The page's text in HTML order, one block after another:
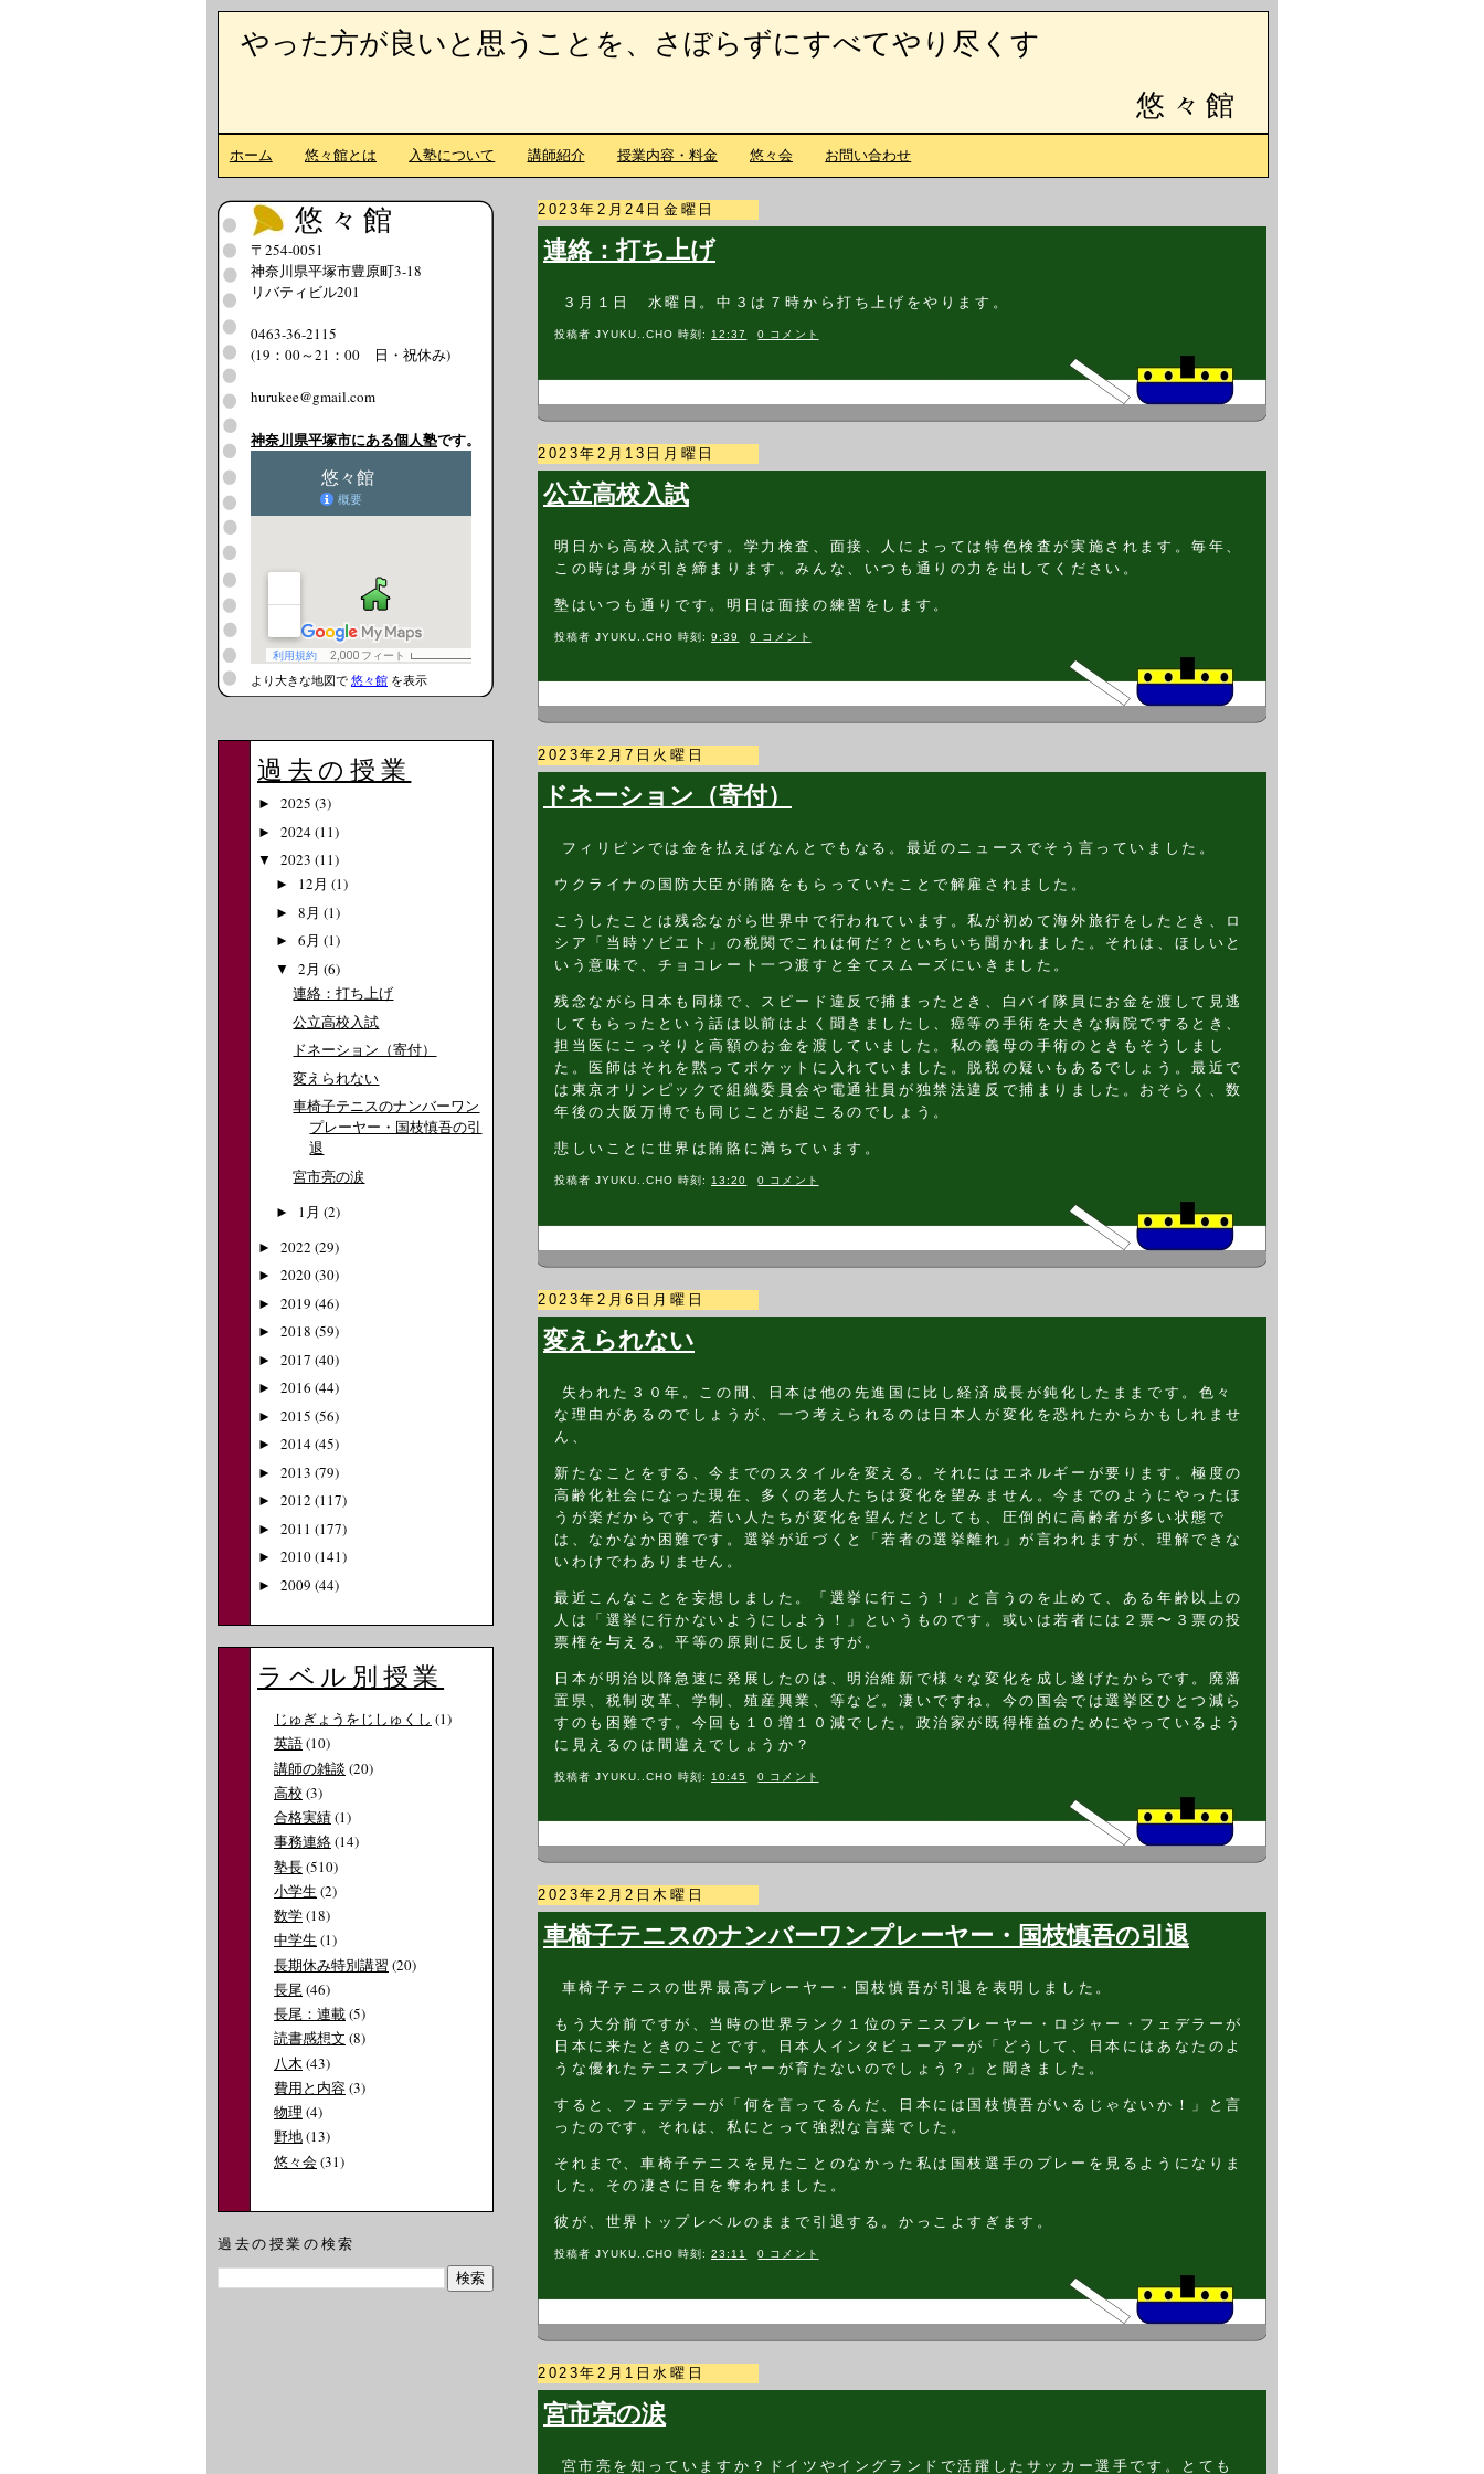
やった方が良いと思うことを、さぼらずにすべてやり尽くす
悠々館
ホーム 悠々館とは 入塾について 講師紹介 授業内容・料金 悠々会 お問い合わせ
2023年2月24日金曜日
連絡：打ち上げ
３月１日 水曜日。中３は７時から打ち上げをやります。
投稿者JYUKU..CHO 時刻: 12:37 0 コメント
2023年2月13日月曜日
公立高校入試
明日から高校入試です。学力検査、面接、人によっては特色検査が実施されます。毎年、
この時は身が引き締まります。みんな、いつも通りの力を出してください。
塾はいつも通りです。明日は面接の練習をします。
投稿者JYUKU..CHO 時刻:9:39 0 コメント
2023年2月7日火曜日
ドネーション（寄付）
フィリピンでは金を払えばなんとでもなる。最近のニュースでそう言っていました。
ウクライナの国防大臣が賄賂をもらっていたことで解雇されました。
こうしたことは残念ながら世界中で行われています。私が初めて海外旅行をしたとき、ロ
シア「当時ソビエト」の税関でこれは何だ？といちいち聞かれました。それは、ほしいと
いう意味で、チョコレート一つ渡すと全てスムーズにいきました。
残念ながら日本も同様で、スピード違反で捕まったとき、白バイ隊員にお金を渡して見逃
してもらったという話は以前はよく聞きましたし、癌等の手術を大きな病院でするとき、
担当医にこっそりと高額のお金を渡していました。私の義母の手術のときもそうしまし
た。医師はそれを黙ってポケットに入れていました。脱税の疑いもあるでしょう。最近で
は東京オリンピックで組織委員会や電通社員が独禁法違反で捕まりました。おそらく、数
年後の大阪万博でも同じことが起こるのでしょう。
悲しいことに世界は賄賂に満ちています。
投稿者JYUKU..CHO 時刻: 13:20 0 コメント
2023年2月6日月曜日
変えられない
失われた３０年。この間、日本は他の先進国に比し経済成長が鈍化したままです。色々
な理由があるのでしょうが、一つ考えられるのは日本人が変化を恐れたからかもしれませ
ん、
新たなことをする、今までのスタイルを変える。それにはエネルギーが要ります。極度の
高齢化社会になった現在、多くの老人たちは変化を望みません。今までのようにやったほ
うが楽だからです。若い人たちが変化を望んだとしても、圧倒的に高齢者が多い状態で
は、なかなか困難です。選挙が近づくと「若者の選挙離れ」が言われますが、理解できな
いわけでわありません。
最近こんなことを妄想しました。「選挙に行こう！」と言うのを止めて、ある年齢以上の
人は「選挙に行かないようにしよう！」というものです。或いは若者には２票〜３票の投
票権を与える。平等の原則に反しますが。
日本が明治以降急速に発展したのは、明治維新で様々な変化を成し遂げたからです。廃藩
置県、税制改革、学制、殖産興業、等など。凄いですね。今の国会では選挙区ひとつ減ら
すのも困難です。今回も１０増１０減でした。政治家が既得権益のためにやっているよう
に見えるのは間違えでしょうか？
投稿者JYUKU..CHO 時刻: 10:45 0 コメント
2023年2月2日木曜日
車椅子テニスのナンバーワンプレーヤー・国枝慎吾の引退
車椅子テニスの世界最高プレーヤー・国枝慎吾が引退を表明しました。
もう大分前ですが、当時の世界ランク１位のテニスプレーヤー・ロジャー・フェデラーが
日本に来たときのことです。日本人インタビューアーが「どうして、日本にはあなたのよ
うな優れたテニスプレーヤーが育たないのでしょう？」と聞きました。
すると、フェデラーが「何を言ってるんだ、日本には国枝慎吾がいるじゃないか！」と言
ったのです。それは、私にとって強烈な言葉でした。
それまで、車椅子テニスを見たことのなかった私は国枝選手のプレーを見るようになりま
した。その凄さに目を奪われました。
彼が、世界トップレベルのままで引退する。かっこよすぎます。
投稿者JYUKU..CHO 時刻:23:11 0 コメント
2023年2月1日水曜日
宮市亮の涙
宮市亮を知っていますか？ドイツやイングランドで活躍したサッカー選手です。とても
悠々館
〒254-0051
神奈川県平塚市豊原町3-18
リバティビル201
0463-36-2115
(19：00～21：00 日・祝休み)
hurukee@gmail.com
神奈川県平塚市にある個人塾です。
より大きな地図で 悠々館 を表示
過去の授業
► 2025 (3)
► 2024(11)
▼ 2023 (11)
► 12月 (1)
► 8月 (1)
► 6月 (1)
▼ 2月 (6)
連絡：打ち上げ
公立高校入試
ドネーション（寄付）
変えられない
車椅子テニスのナンバーワン
プレーヤー・国枝慎吾の引
退
宮市亮の涙
► 1月 (2)
► 2022 (29)
► 2020(30)
► 2019 (46)
► 2018 (59)
► 2017 (40)
► 2016 (44)
► 2015 (56)
► 2014(45)
► 2013 (79)
► 2012 (117)
► 2011 (177)
► 2010(141)
► 2009 (44)
ラベル別授業
じゅぎょうをじしゅくし (1)
英語(10)
講師の雑談 (20)
高校 (3)
合格実績(1)
事務連絡(14)
塾長(510)
小学生 (2)
数学(18)
中学生 (1)
長期休み特別講習 (20)
長尾(46)
長尾：連載(5)
読書感想文 (8)
八木 (43)
費用と内容(3)
物理 (4)
野地(13)
悠々会(31)
過去の授業の検索